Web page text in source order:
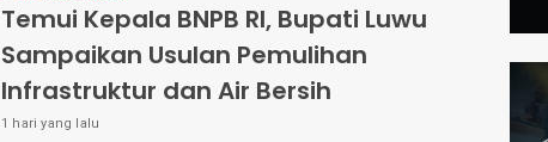
Temui Kepala BNPB RI, Bupati Luwu
Sampaikan Usulan Pemulihan
Infrastruktur dan Air Bersih
1 hari yang lalu